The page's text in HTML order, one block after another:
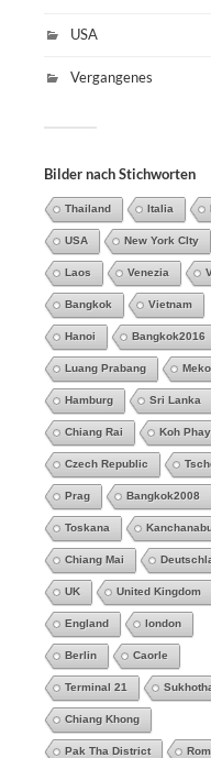
USA
Vergangenes
Bilder nach Stichworten
Thailand Italia
USA New York CIty
Laos Venezia
Bangkok Vietnam
Hanoi Bangkok2016
Luang Prabang
Hamburg Sri Lanka
Chiang Rai Koh
Czech Republic
Prag Bangkok2008
Toskana
Chiang Mai
UK United Kingdom
England london
Berlin Caorle
Terminal 21
Chiang Khong
Pak Tha District